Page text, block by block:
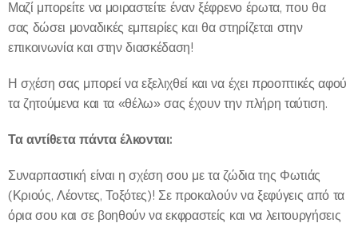
Μαζί μπορείτε να μοιραστείτε έναν ξέφρενο έρωτα, που θα
σας δώσει μοναδικές εμπειρίες και θα στηρίζεται στην
επικοινωνία και στην διασκέδαση!
Η σχέση σας μπορεί να εξελιχθεί και να έχει προοπτικές αφού
τα ζητούμενα και τα «θέλω» σας έχουν την πλήρη ταύτιση.
Τα αντίθετα πάντα έλκονται:
Συναρπαστική είναι η σχέση σου με τα ζώδια της Φωτιάς
(Κριούς, Λέοντες, Τοξότες)! Σε προκαλούν να ξεφύγεις από τα
όρια σου και σε βοηθούν να εκφραστείς και να λειτουργήσεις